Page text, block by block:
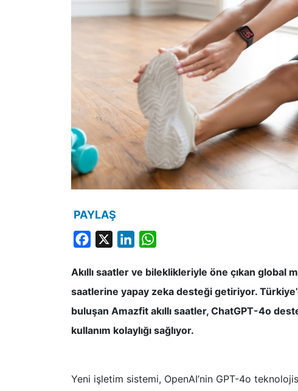
PAYLAŞ
Facebook LinkedIn
Akıllı saatler ve bileklikleriyle öne çıkan global
saatlerine yapay zeka desteği getiriyor.
buluşan Amazfit akıllı saatler, ChatGPT-4o
kullanım kolaylığı sağlıyor.
Yeni işletim sistemi, OpenAI’nin GPT-4o